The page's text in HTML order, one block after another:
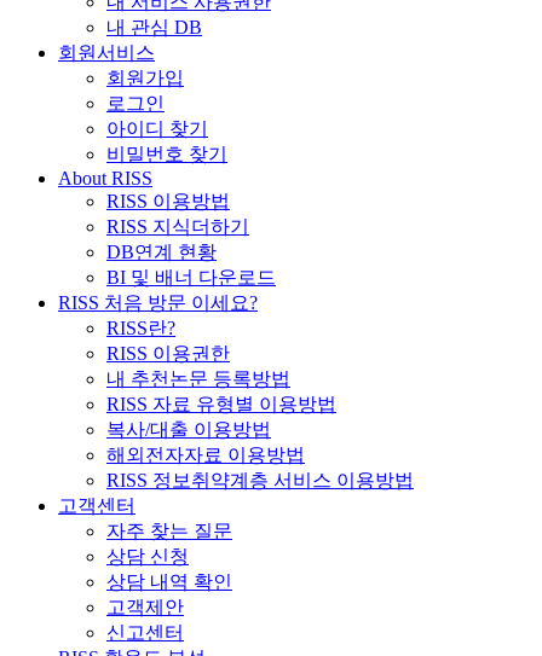
내 관심 DB
회원서비스
회원가입
로그인
아이디 찾기
비밀번호 찾기
About RISS
RISS 이용방법
RISS 지식더하기
DB연계 현황
BI 및 배너 다운로드
RISS 처음 방문 이세요?
RISS란?
RISS 이용권한
내 추천논문 등록방법
RISS 자료 유형별 이용방법
복사/대출 이용방법
해외전자자료 이용방법
RISS 정보취약계층 서비스 이용방법
고객센터
자주 찾는 질문
상담 신청
상담 내역 확인
고객제안
신고센터